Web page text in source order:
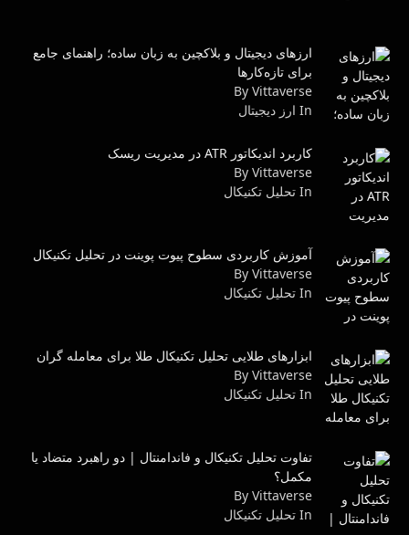
ارزهای دیجیتال و بلاکچین به زبان ساده؛ راهنمای جامع
برای تازه‌کارها
By Vittaverse
In ارز دیجیتال
کاربرد اندیکاتور ATR در مدیریت ریسک
By Vittaverse
In تحليل تكنيكال
آموزش کاربردی سطوح پیوت پوینت در تحلیل تکنیکال
By Vittaverse
In تحليل تكنيكال
ابزارهای طلایی تحلیل تکنیکال طلا برای معامله گران
By Vittaverse
In تحليل تكنيكال
تفاوت تحلیل تکنیکال و فاندامنتال | دو راهبرد متضاد یا
مکمل؟
By Vittaverse
In تحليل تكنيكال